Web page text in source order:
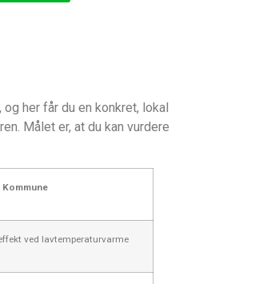
her får du en konkret, lokal
Målet er, at du kan vurdere
Kommune
ved lavtemperaturvarme